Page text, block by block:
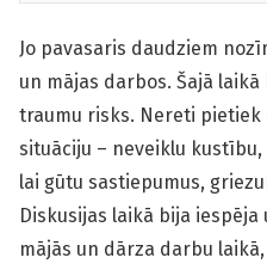
Jo pavasaris daudziem
un mājas darbos. Šajā
traumu risks. Nereti pietiek
situāciju – neveiklu
lai gūtu sastiepumus,
Diskusijas laikā bija
mājās un dārza darbu